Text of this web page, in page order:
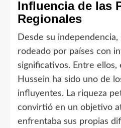
Influencia de las
Regionales
Desde su independencia,
rodeado por países con
significativos. Entre ellos,
Hussein ha sido uno de
influyentes. La riqueza
convirtió en un objetivo
enfrentaba sus propias